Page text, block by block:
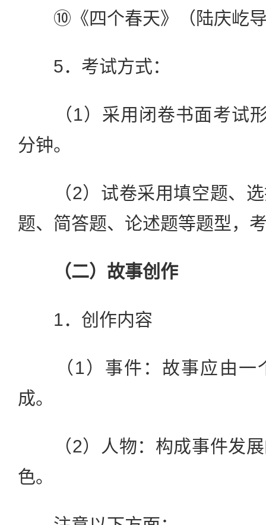
⑩《四个春天》（陆庆屹
5．考试方式：
（1）采用闭卷书面考试形
分钟。
（2）试卷采用填空题、选
题、简答题、论述题等题型，
（二）故事创作
1．创作内容
（1）事件：故事应由一
成。
（2）人物：构成事件发展
色。